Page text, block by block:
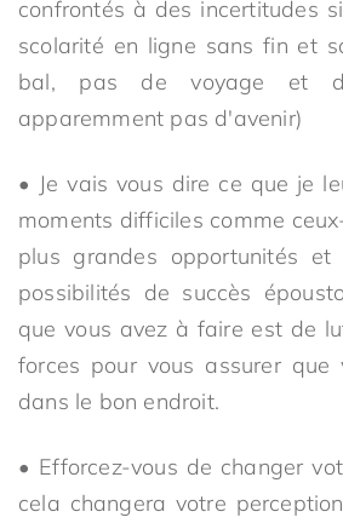
confrontés à des incertitudes
scolarité en ligne sans fin et
bal, pas de voyage et
apparemment pas d'avenir)
• Je vais vous dire ce que je
moments difficiles comme
plus grandes opportunités
possibilités de succès
que vous avez à faire est de
forces pour vous assurer que
dans le bon endroit.
• Efforcez-vous de changer
cela changera votre